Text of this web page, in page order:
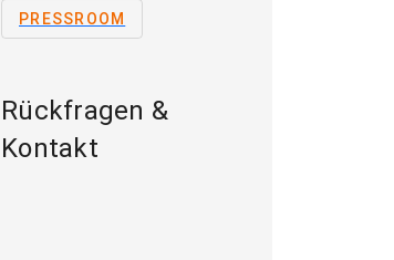
PRESSROOM
Rückfragen &
Kontakt